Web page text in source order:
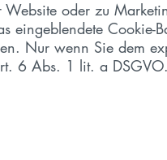
Website oder zu
eingeblendete
Nur wenn Sie dem
6 Abs. 1 lit. a DSGVO.